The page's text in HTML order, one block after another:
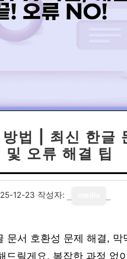
법 | 최신 한글
및 오류 해결 팁
12-23 작성자:
문서 호환성 문제 해결,
드릴게요. 복잡한 과정 없